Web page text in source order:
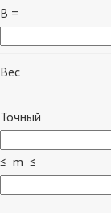
B =
Вес
Точный
≤ m ≤